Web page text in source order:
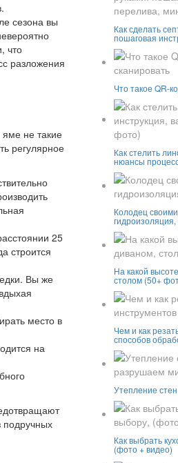
сезона вы
что
разложения
не такие
регулярное
25
строится
Вы же
место в
на
Как сделать
пошаговая
Что такое QR-
Как стелить
нюансы
Колодец
На какой
столом (50+
Чем и как
способов
Утепление
Как выбрать
(фото + видео)